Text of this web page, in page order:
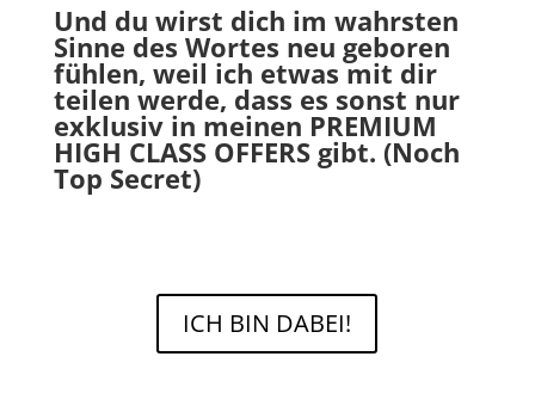
Und du wirst dich im wahrsten
Sinne des Wortes neu geboren
fühlen, weil ich etwas mit dir
teilen werde, dass es sonst nur
exklusiv in meinen PREMIUM
HIGH CLASS OFFERS gibt. (Noch
Top Secret)
ICH BIN DABEI!